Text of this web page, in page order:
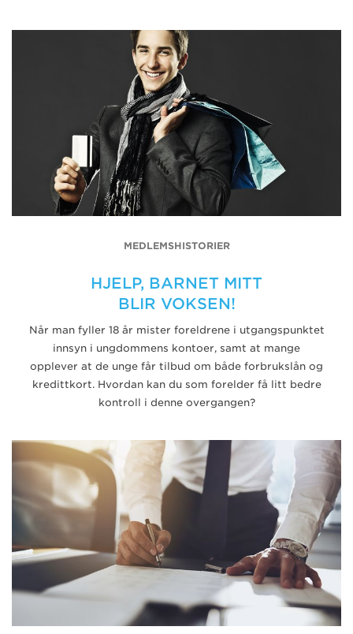
MEDLEMSHISTORIER
HJELP, BARNET MITT
BLIR VOKSEN!
Når man fyller 18 år mister foreldrene i utgangspunktet
innsyn i ungdommens kontoer, samt at mange
opplever at de unge får tilbud om både forbrukslån og
kredittkort. Hvordan kan du som forelder få litt bedre
kontroll i denne overgangen?